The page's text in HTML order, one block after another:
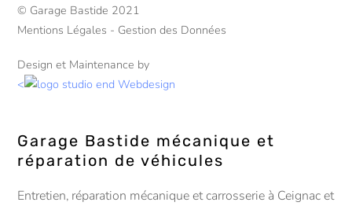
© Garage Bastide 2021
Mentions Légales - Gestion des Données
Design et Maintenance by
<
Garage Bastide mécanique et
réparation de véhicules
Entretien, réparation mécanique et carrosserie à Ceignac et